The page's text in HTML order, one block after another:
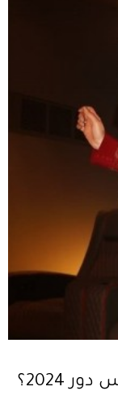
كيف أطلّت النجمات في موريكس دور 2024؟